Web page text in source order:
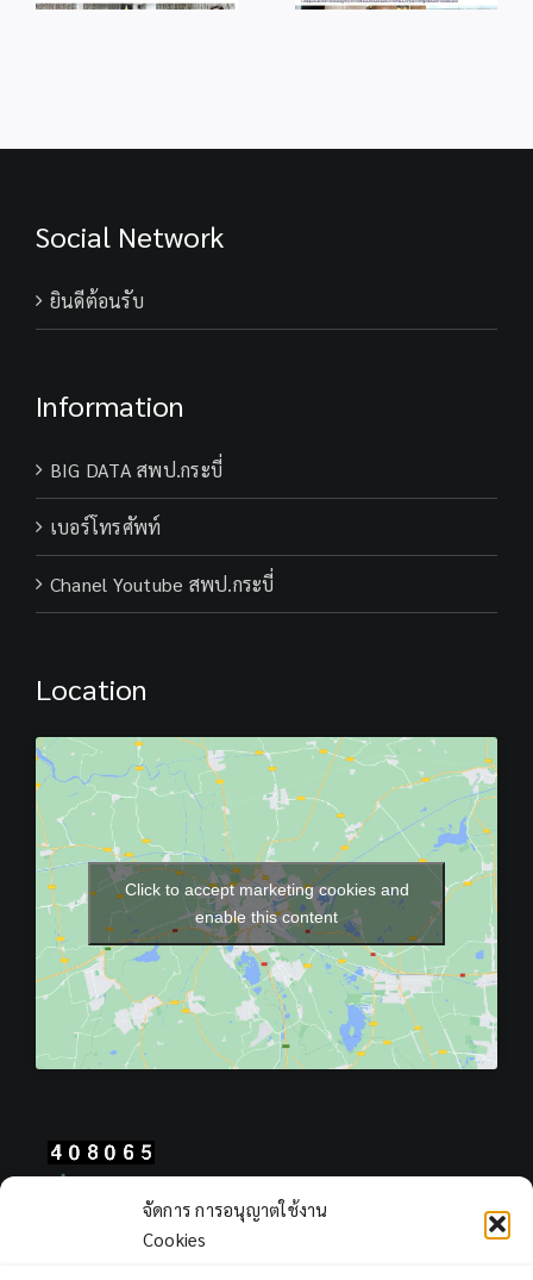
จัดการ การอนุญาตใช้งาน
Cookies
Social Network
ยินดีต้อนรับ
Information
BIG DATA สพป.กระบี่
เบอร์โทรศัพท์
Chanel Youtube สพป.กระบี่
Location
Click to accept marketing cookies and
enable this content
Views Today : 2202
Views Yesterday : 2164